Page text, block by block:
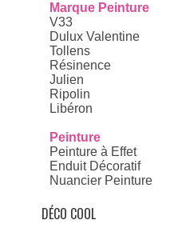
Marque Peinture
V33
Dulux Valentine
Tollens
Résinence
Julien
Ripolin
Libéron
Peinture
Peinture à Effet
Enduit Décoratif
Nuancier Peinture
DÉCO COOL